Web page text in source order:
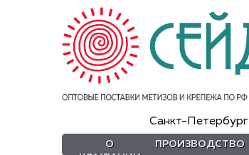
Санкт-Петербург
О
ПРОИЗВОДСТВО
компании
Производство
Доставка